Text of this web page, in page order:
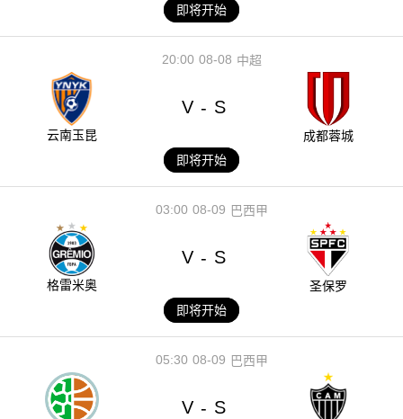
即将开始
08-08
20:00 中超
云南玉昆
V - S
成都蓉城
即将开始
08-09
03:00 巴西甲
格雷米奥
V - S
圣保罗
即将开始
08-09
05:30 巴西甲
V - S